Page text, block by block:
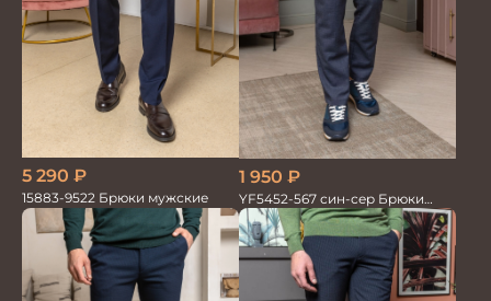
5 290 ₽
15883-9522 Брюки мужские
1 950 ₽
YF5452-567 син-сер Брюки
мужские